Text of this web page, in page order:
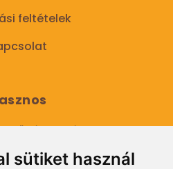
sütiket használ
feltételek
Feltételek
tájékoztató